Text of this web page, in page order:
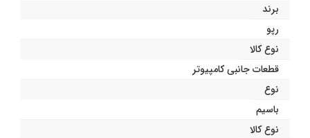
برند
رپو
نوع کالا
قطعات جانبی کامپیوتر
نوع
باسیم
نوع کالا